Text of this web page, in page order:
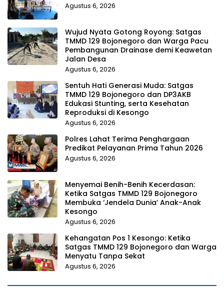
Agustus 6, 2026
Wujud Nyata Gotong Royong: Satgas
TMMD 129 Bojonegoro dan Warga Pacu
Pembangunan Drainase demi Keawetan
Jalan Desa
Agustus 6, 2026
Sentuh Hati Generasi Muda: Satgas
TMMD 129 Bojonegoro dan DP3AKB
Edukasi Stunting, serta Kesehatan
Reproduksi di Kesongo
Agustus 6, 2026
Polres Lahat Terima Penghargaan
Predikat Pelayanan Prima Tahun 2026
Agustus 6, 2026
Menyemai Benih-Benih Kecerdasan:
Ketika Satgas TMMD 129 Bojonegoro
Membuka ‘Jendela Dunia’ Anak-Anak
Kesongo
Agustus 6, 2026
Kehangatan Pos 1 Kesongo: Ketika
Satgas TMMD 129 Bojonegoro dan Warga
Menyatu Tanpa Sekat
Agustus 6, 2026